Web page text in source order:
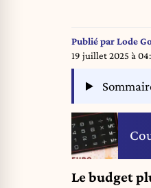
Publié parLode
19 juillet 2025 à
Le budget